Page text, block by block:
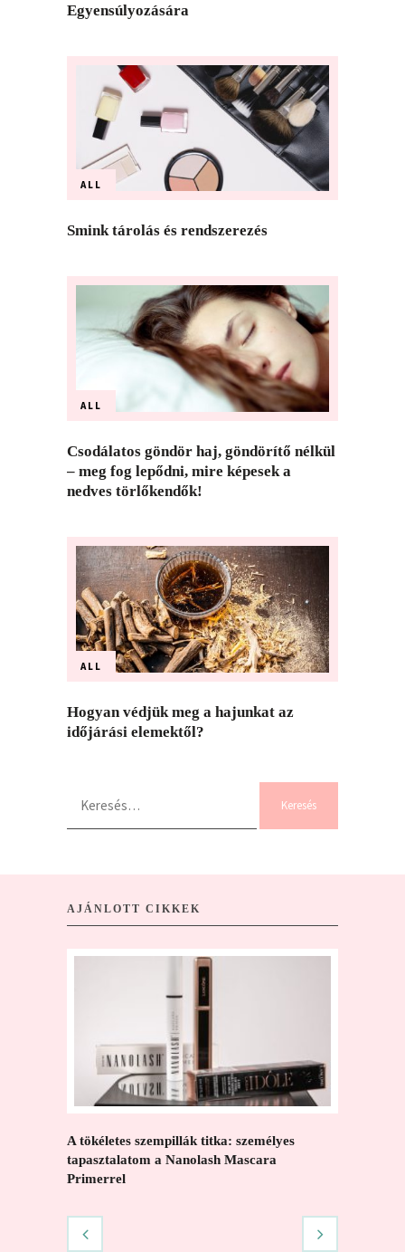
Egyensúlyozására
ALL
Smink tárolás és rendszerezés
ALL
Csodálatos göndör haj, göndörítő nélkül
– meg fog lepődni, mire képesek a
nedves törlőkendők!
ALL
Hogyan védjük meg a hajunkat az
időjárási elemektől?
AJÁNLOTT CIKKEK
A tökéletes szempillák titka: személyes
tapasztalatom a Nanolash Mascara
Primerrel